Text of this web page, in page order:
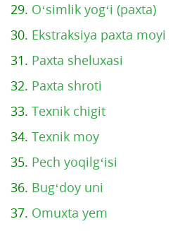
29. O‘simlik yog‘i (paxta)
30. Ekstraksiya paxta moyi
31. Paxta sheluxasi
32. Paxta shroti
33. Texnik chigit
34. Texnik moy
35. Pech yoqilg‘isi
36. Bug‘doy uni
37. Omuxta yem